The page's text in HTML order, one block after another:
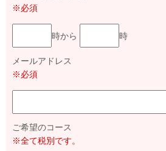
※必須
時から 時
メールアドレス
※必須
ご希望のコース
※全て税別です。